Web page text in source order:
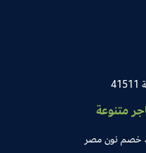
متنوعة
خصم نون مصر